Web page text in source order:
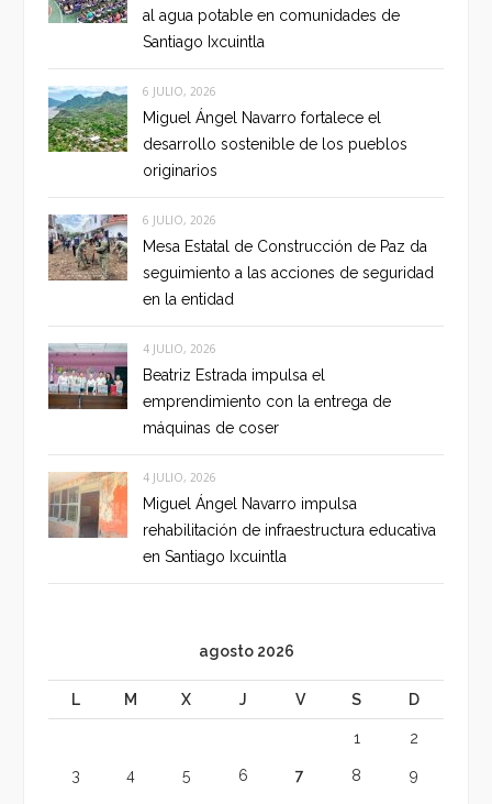
al agua potable en comunidades de
Santiago Ixcuintla
6 JULIO, 2026
Miguel Ángel Navarro fortalece el
desarrollo sostenible de los pueblos
originarios
6 JULIO, 2026
Mesa Estatal de Construcción de Paz da
seguimiento a las acciones de seguridad
en la entidad
4 JULIO, 2026
Beatriz Estrada impulsa el
emprendimiento con la entrega de
máquinas de coser
4 JULIO, 2026
Miguel Ángel Navarro impulsa
rehabilitación de infraestructura educativa
en Santiago Ixcuintla
agosto 2026
L M X J V S D
1 2
3 4 5 6 7 8 9